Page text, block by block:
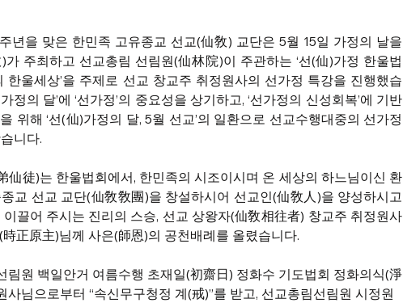
년을 맞은 한민족 고유종교 선교(仙敎) 교단은 5월 15일 가정의 날을
주최하고 선교총림 선림원(仙林院)이 주관하는 ‘선(仙)가정 한울법
한울세상’을 주제로 선교 창교주 취정원사의 선가정 특강을 진행했습
정의 달’에 ‘선가정’의 중요성을 상기하고, ‘선가정의 신성회복’에 기반
위해 ‘선(仙)가정의 달, 5월 선교’의 일환으로 선교수행대중의 선가정
니다.
仙徒)는 한울법회에서, 한민족의 시조이시며 온 세상의 하느님이신 환
교 선교 교단(仙敎敎團)을 창설하시어 선교인(仙敎人)을 양성하시고
끌어 주시는 진리의 스승, 선교 상왕자(仙敎相往者) 창교주 취정원사
正原主)님께 사은(師恩)의 공천배례를 올렸습니다.
림원 백일안거 여름수행 초재일(初齋日) 정화수 기도법회 정화의식(淨
님으로부터 “속신무구청정 계(戒)”를 받고, 선교총림선림원 시정원